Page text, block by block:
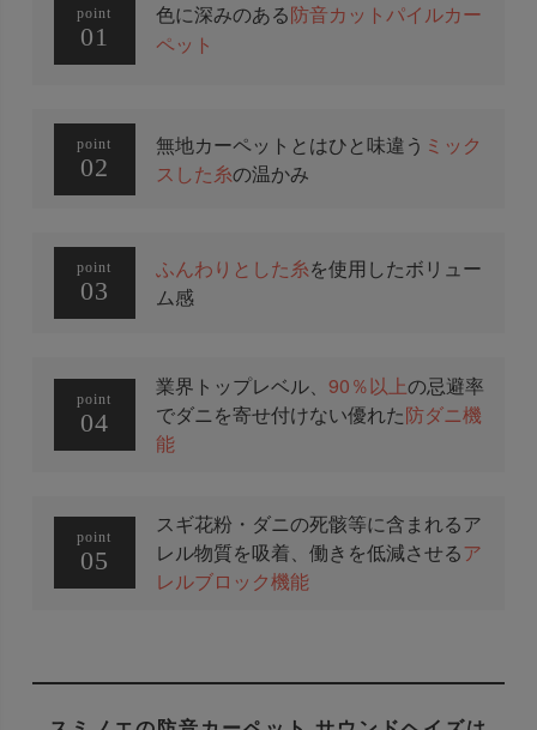
point
01
色に深みのある防音カットパイルカー
ペット
point
02
無地カーペットとはひと味違う ミック
スした糸の温かみ
point
03
ふんわりとした糸を使用したボリュー
ム感
point
04
業界トップレベル、90％以上の忌避率
でダニを寄せ付けない優れた防ダニ機
能
point
05
スギ花粉・ダニの死骸等に含まれるア
レル物質を吸着、働きを低減させるア
レルブロック機能